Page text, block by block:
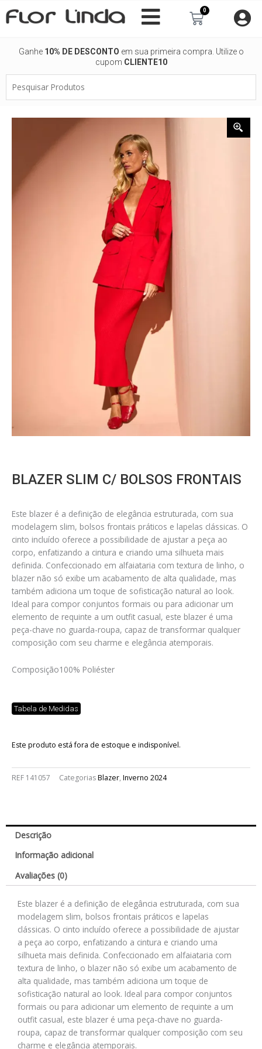
para
0
Carrinho
Ganhe 10% DE DESCONTO em sua primeira compra. Utilize o
cupom CLIENTE10
Produtos
BLAZER SLIM C/ BOLSOS FRONTAIS
Este blazer é a definição de elegância estruturada, com sua
modelagem slim, bolsos frontais práticos e lapelas clássicas. O
cinto incluído oferece a possibilidade de ajustar a peça ao
corpo, enfatizando a cintura e criando uma silhueta mais
definida. Confeccionado em alfaiataria com textura de linho, o
blazer não só exibe um acabamento de alta qualidade, mas
também adiciona um toque de sofisticação natural ao look.
Ideal para compor conjuntos formais ou para adicionar um
elemento de requinte a um outfit casual, este blazer é uma
peça-chave no guarda-roupa, capaz de transformar qualquer
composição com seu charme e elegância atemporais.
Composição100% Poliéster
Tabela de Medidas
Este produto está fora de estoque e indisponível.
REF 141057 CategoriasBlazer, Inverno 2024
Descrição
Informação adicional
Avaliações (0)
Este blazer é a definição de elegância estruturada, com sua
modelagem slim, bolsos frontais práticos e lapelas
clássicas. O cinto incluído oferece a possibilidade de ajustar
a peça ao corpo, enfatizando a cintura e criando uma
silhueta mais definida. Confeccionado em alfaiataria com
textura de linho, o blazer não só exibe um acabamento de
alta qualidade, mas também adiciona um toque de
sofisticação natural ao look. Ideal para compor conjuntos
formais ou para adicionar um elemento de requinte a um
outfit casual, este blazer é uma peça-chave no guarda-
roupa, capaz de transformar qualquer composição com seu
charme e elegância atemporais.